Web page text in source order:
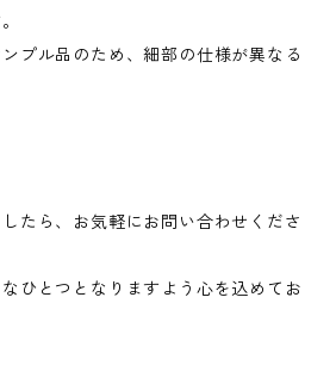
プル品のため、細部の仕様が異なる
たら、お気軽にお問い合わせくださ
ひとつとなりますよう心を込めてお